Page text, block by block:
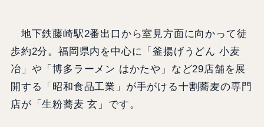
地下鉄藤崎駅2番出口から室見方面に向かって徒
歩約2分。福岡県内を中心に「釜揚げうどん 小麦
冶」や「博多ラーメン はかたや」など29店舗を展
開する「昭和食品工業」が手がける十割蕎麦の専門
店が「生粉蕎麦 玄」です。